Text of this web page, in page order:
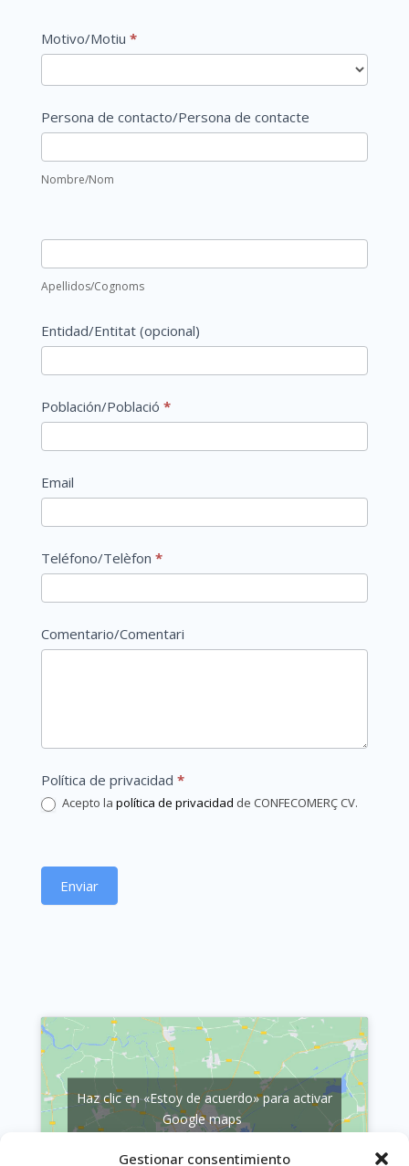
Gestionar consentimiento
Contacto
principal
Motivo/Motiu *
Persona de contacto/Persona de contacte
Nombre/Nom
Apellidos/Cognoms
Entidad/Entitat (opcional)
Población/Població *
Email
Teléfono/Telèfon *
Comentario/Comentari
Política de privacidad *
Acepto la política de privacidad de CONFECOMERÇ CV.
Enviar
Si
eres
humano,
deja
este
campo
Haz clic en «Estoy de acuerdo» para activar
Google maps